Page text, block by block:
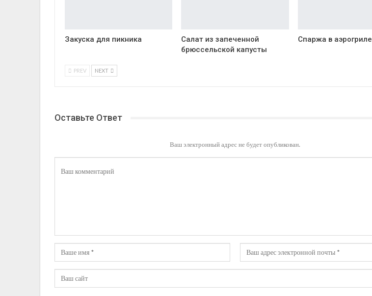
Закуска для пикника
Салат из запеченной
брюссельской капусты
Спаржа в аэрогриле
PREV NEXT
Оставьте Ответ
Ваш электронный адрес не будет опубликован.